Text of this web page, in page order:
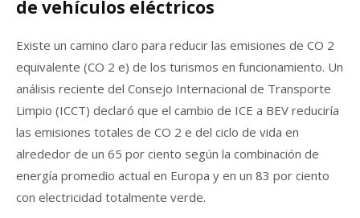
de vehículos eléctricos
Existe un camino claro para reducir las emisiones de CO 2
equivalente (CO 2 e) de los turismos en funcionamiento. Un
análisis reciente del Consejo Internacional de Transporte
Limpio (ICCT) declaró que el cambio de ICE a BEV reduciría
las emisiones totales de CO 2 e del ciclo de vida en
alrededor de un 65 por ciento según la combinación de
energía promedio actual en Europa y en un 83 por ciento
con electricidad totalmente verde.